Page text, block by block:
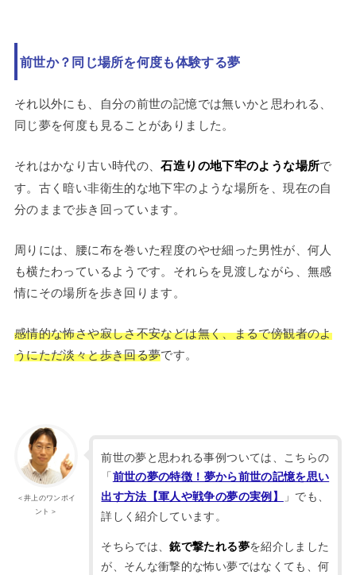
前世か？同じ場所を何度も体験する夢
それ以外にも、自分の前世の記憶では無いかと思われる、
同じ夢を何度も見ることがありました。
それはかなり古い時代の、石造りの地下牢のような場所で
す。古く暗い非衛生的な地下牢のような場所を、現在の自
分のままで歩き回っています。
周りには、腰に布を巻いた程度のやせ細った男性が、何人
も横たわっているようです。それらを見渡しながら、無感
情にその場所を歩き回ります。
感情的な怖さや寂しさ不安などは無く、まるで傍観者のよ
うにただ淡々と歩き回る夢です。
＜井上のワンポイ
ント＞
前世の夢と思われる事例ついては、こちらの
「前世の夢の特徴！夢から前世の記憶を思い
出す方法【軍人や戦争の夢の実例】
」でも、
詳しく紹介しています。
そちらでは、銃で撃たれる夢を紹介しました
が、そんな衝撃的な怖い夢ではなくても、何